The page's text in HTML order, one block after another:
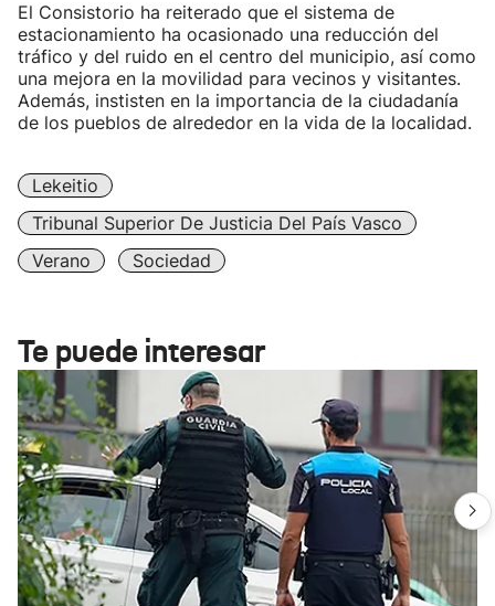
El Consistorio ha reiterado que el sistema de
estacionamiento ha ocasionado una reducción del
tráfico y del ruido en el centro del municipio, así como
una mejora en la movilidad para vecinos y visitantes.
Además, instisten en la importancia de la ciudadanía
de los pueblos de alrededor en la vida de la localidad.
Lekeitio
Tribunal Superior De Justicia Del País Vasco
Verano
Sociedad
Te puede interesar